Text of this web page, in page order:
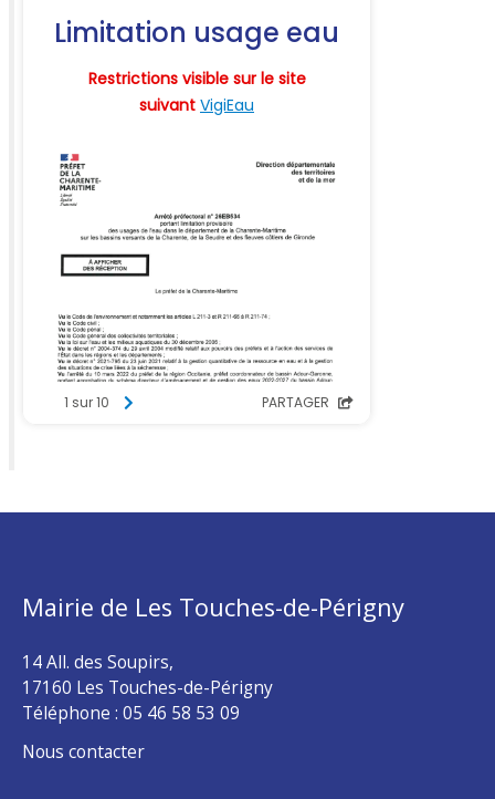
Mairie de Les Touches-de-Périgny
14 All. des Soupirs,
17160 Les Touches-de-Périgny
Téléphone : 05 46 58 53 09
Nous contacter